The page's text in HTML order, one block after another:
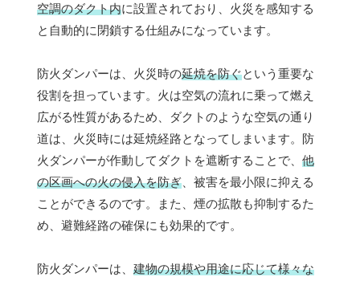
空調のダクト内に設置されており、火災を感知する
と自動的に閉鎖する仕組みになっています。
防火ダンパーは、火災時の延焼を防ぐという重要な
役割を担っています。火は空気の流れに乗って燃え
広がる性質があるため、ダクトのような空気の通り
道は、火災時には延焼経路となってしまいます。防
火ダンパーが作動してダクトを遮断することで、 他
の区画への火の侵入を防ぎ 、被害を最小限に抑える
ことができるのです。また、煙の拡散も抑制するた
め、避難経路の確保にも効果的です。
防火ダンパーは、 建物の規模や用途に応じて様々な